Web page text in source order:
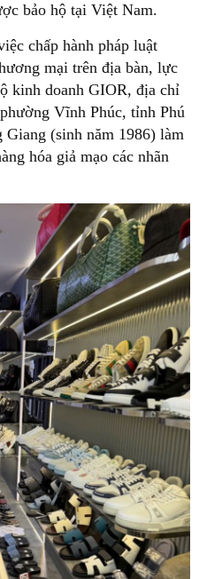
bảo hộ tại Việt Nam.
chấp hành pháp luật
mại trên địa bàn, lực
kinh doanh GIOR, địa chỉ
Vĩnh Phúc, tỉnh Phú
(sinh năm 1986) làm
hóa giả mạo các nhãn